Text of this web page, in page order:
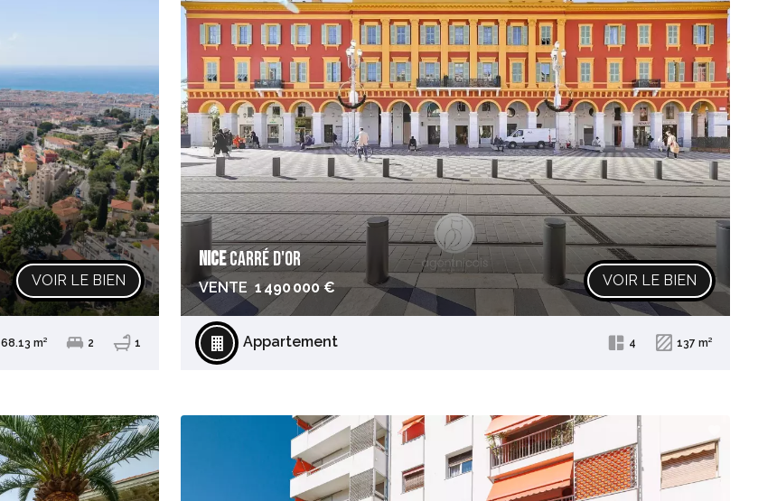
VOIR LE BIEN
68.13 m² 2 1
Exclusivité
NICECARRÉ D'OR
VENTE 1 490 000 € VOIR LE BIEN
Appartement 4 137 m²